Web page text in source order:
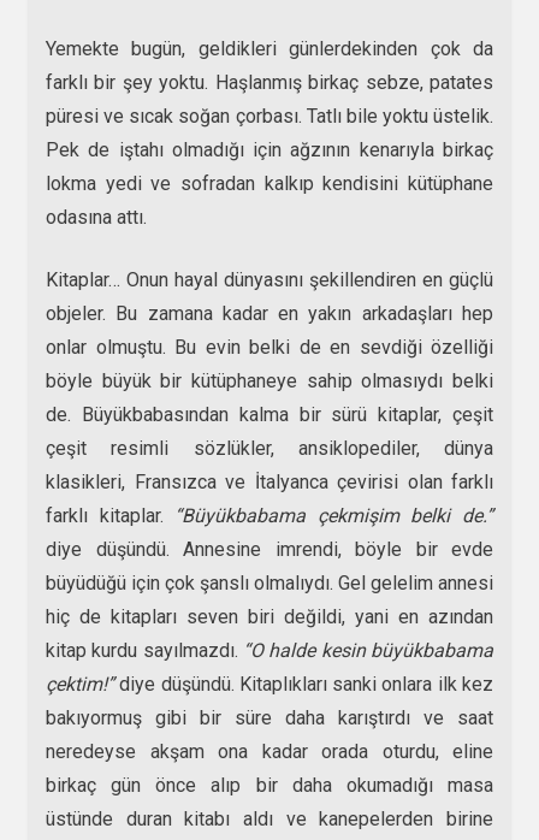
Yemekte bugün, geldikleri günlerdekinden çok da
farklı bir şey yoktu. Haşlanmış birkaç sebze, patates
püresi ve sıcak soğan çorbası. Tatlı bile yoktu üstelik.
Pek de iştahı olmadığı için ağzının kenarıyla birkaç
lokma yedi ve sofradan kalkıp kendisini kütüphane
odasına attı.
Kitaplar… Onun hayal dünyasını şekillendiren en güçlü
objeler. Bu zamana kadar en yakın arkadaşları hep
onlar olmuştu. Bu evin belki de en sevdiği özelliği
böyle büyük bir kütüphaneye sahip olmasıydı belki
de. Büyükbabasından kalma bir sürü kitaplar, çeşit
çeşit resimli sözlükler, ansiklopediler, dünya
klasikleri, Fransızca ve İtalyanca çevirisi olan farklı
farklı kitaplar.
“Büyükbabama çekmişim belki de.”
diye düşündü. Annesine imrendi, böyle bir evde
büyüdüğü için çok şanslı olmalıydı. Gel gelelim annesi
hiç de kitapları seven biri değildi, yani en azından
kitap kurdu sayılmazdı. “O halde kesin büyükbabama
çektim!”diye düşündü. Kitaplıkları sanki onlara ilk kez
bakıyormuş gibi bir süre daha karıştırdı ve saat
neredeyse akşam ona kadar orada oturdu, eline
birkaç gün önce alıp bir daha okumadığı masa
üstünde duran kitabı aldı ve kanepelerden birine